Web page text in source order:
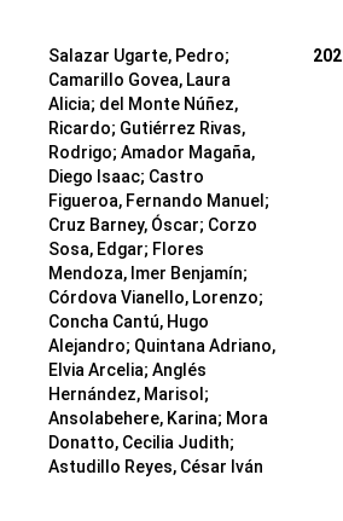
Salazar Ugarte, Pedro;
Camarillo Govea, Laura
Alicia; del Monte Núñez,
Ricardo; Gutiérrez Rivas,
Rodrigo; Amador Magaña,
Diego Isaac; Castro
Figueroa, Fernando Manuel ;
Cruz Barney, Óscar; Corzo
Sosa, Edgar; Flores
Mendoza, Imer Benjamín;
Córdova Vianello, Lorenzo;
Concha Cantú, Hugo
Alejandro; Quintana Adriano,
Elvia Arcelia; Anglés
Hernández, Marisol ;
Ansolabehere, Karina; Mora
Donatto, Cecilia Judith;
Astudillo Reyes, César Iván